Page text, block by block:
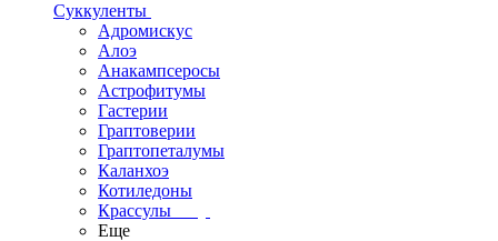
Суккуленты
Адромискус
Алоэ
Анакампсеросы
Астрофитумы
Гастерии
Граптоверии
Граптопеталумы
Каланхоэ
Котиледоны
Крассулы
Еще